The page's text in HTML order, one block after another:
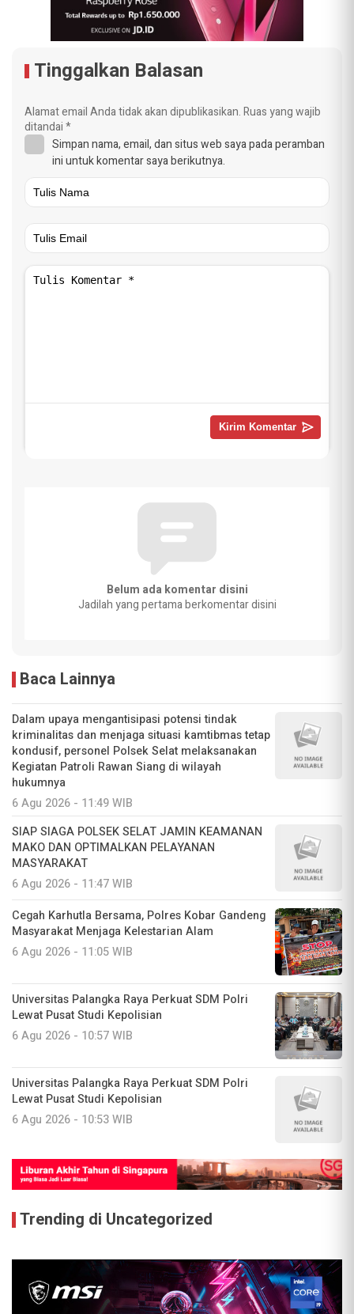
Tinggalkan Balasan
Alamat email Anda tidak akan dipublikasikan.Ruas yang wajib
ditandai*
Simpan nama, email, dan situs web saya pada peramban
ini untuk komentar saya berikutnya.
Belum ada komentar disini
Jadilah yang pertama berkomentar disini
Baca Lainnya
Dalam upaya mengantisipasi potensi tindak
kriminalitas dan menjaga situasi kamtibmas tetap
kondusif, personel Polsek Selat melaksanakan
Kegiatan Patroli Rawan Siang di wilayah
hukumnya
6 Agu 2026 - 11:49 WIB
SIAP SIAGA POLSEK SELAT JAMIN KEAMANAN
MAKO DAN OPTIMALKAN PELAYANAN
MASYARAKAT
6 Agu 2026 - 11:47 WIB
Cegah Karhutla Bersama, Polres Kobar Gandeng
Masyarakat Menjaga Kelestarian Alam
6 Agu 2026 - 11:05 WIB
Universitas Palangka Raya Perkuat SDM Polri
Lewat Pusat Studi Kepolisian
6 Agu 2026 - 10:57 WIB
Universitas Palangka Raya Perkuat SDM Polri
Lewat Pusat Studi Kepolisian
6 Agu 2026 - 10:53 WIB
Trending di Uncategorized